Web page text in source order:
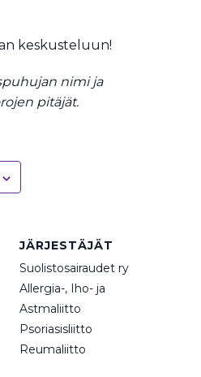
keskusteluun!
nimi ja
pitäjät.
JÄRJESTÄJÄT
Suolistosairaudet ry
Allergia-, Iho- ja
Astmaliitto
Psoriasisliitto
Reumaliitto